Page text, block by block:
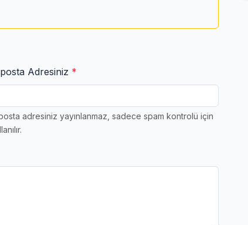
Adresiniz *
adresiniz yayınlanmaz, sadece spam kontrolü için